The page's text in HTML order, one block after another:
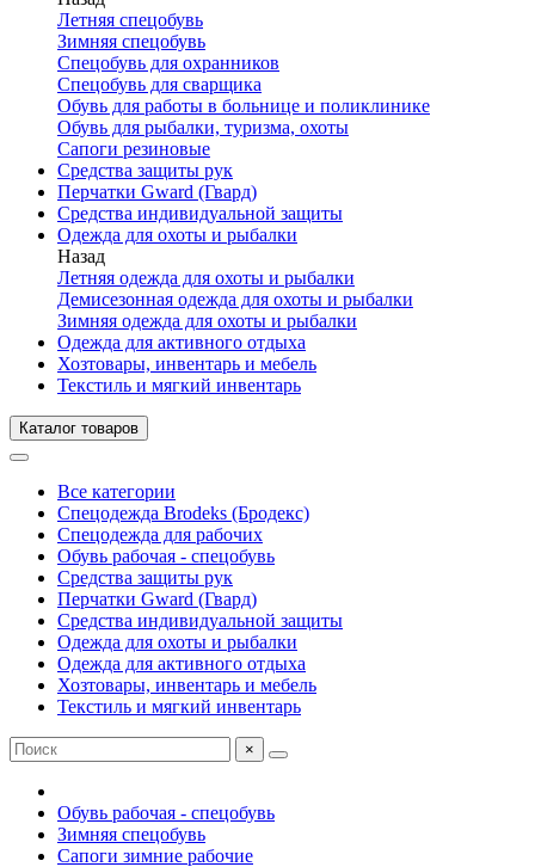
Летняя спецобувь
Зимняя спецобувь
Спецобувь для охранников
Спецобувь для сварщика
Обувь для работы в больнице и поликлинике
Обувь для рыбалки, туризма, охоты
Сапоги резиновые
Средства защиты рук
Перчатки Gward (Гвард)
Средства индивидуальной защиты
Одежда для охоты и рыбалки
Назад
Летняя одежда для охоты и рыбалки
Демисезонная одежда для охоты и рыбалки
Зимняя одежда для охоты и рыбалки
Одежда для активного отдыха
Хозтовары, инвентарь и мебель
Текстиль и мягкий инвентарь
Каталог товаров
Все категории
Спецодежда Brodeks (Бродекс)
Спецодежда для рабочих
Обувь рабочая - спецобувь
Средства защиты рук
Перчатки Gward (Гвард)
Средства индивидуальной защиты
Одежда для охоты и рыбалки
Одежда для активного отдыха
Хозтовары, инвентарь и мебель
Текстиль и мягкий инвентарь
×
Обувь рабочая - спецобувь
Зимняя спецобувь
Сапоги зимние рабочие